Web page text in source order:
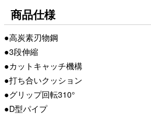
商品仕様
●高炭素刃物鋼
●3段伸縮
●カットキャッチ機構
●打ち合いクッション
●グリップ回転310°
●D型パイプ